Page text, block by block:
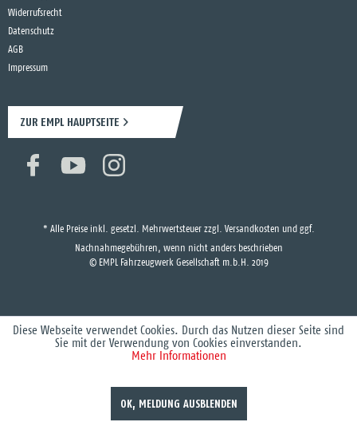
Widerrufsrecht
Datenschutz
AGB
Impressum
ZUR EMPL HAUPTSEITE
* Alle Preise inkl. gesetzl. Mehrwertsteuer zzgl. Versandkosten und ggf.
Nachnahmegebühren, wenn nicht anders beschrieben
© EMPL Fahrzeugwerk Gesellschaft m.b.H. 2019
Diese Webseite verwendet Cookies. Durch das Nutzen dieser Seite sind
Sie mit der Verwendung von Cookies einverstanden.
Mehr Informationen
OK, MELDUNG AUSBLENDEN